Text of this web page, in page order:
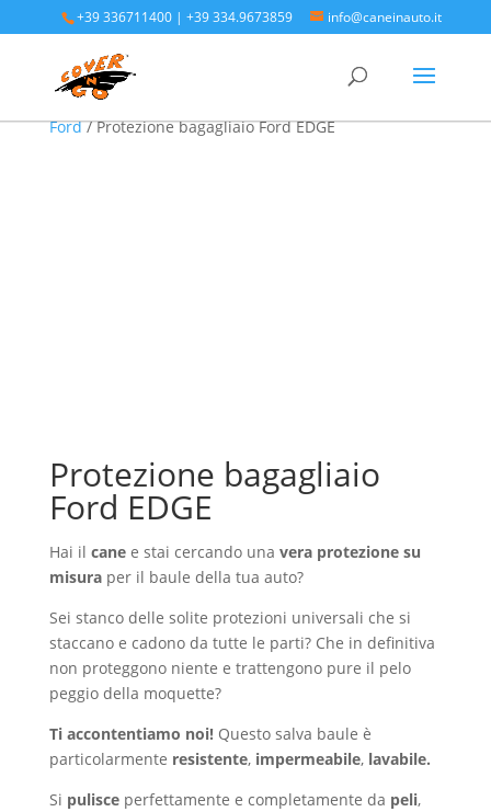
+39 336711400 |+39 334.9673859 info@caneinauto.it
Home/SALVA BAULE - Vasca Telo Copribaule
Auto/SALVA BAULE FORD - Vasca salva bagagliaio
Ford/ Protezione bagagliaio Ford EDGE
Protezione bagagliaio
Ford EDGE
Hai il canee stai cercando una vera protezione su
misuraper il baule della tua auto?
Sei stanco delle solite protezioni universali che si
staccano e cadono da tutte le parti? Che in definitiva
non proteggono niente e trattengono pure il pelo
peggio della moquette?
Ti accontentiamo noi!Questo salva baule è
particolarmente resistente, impermeabile, lavabile.
Si pulisceperfettamente e completamente da peli,